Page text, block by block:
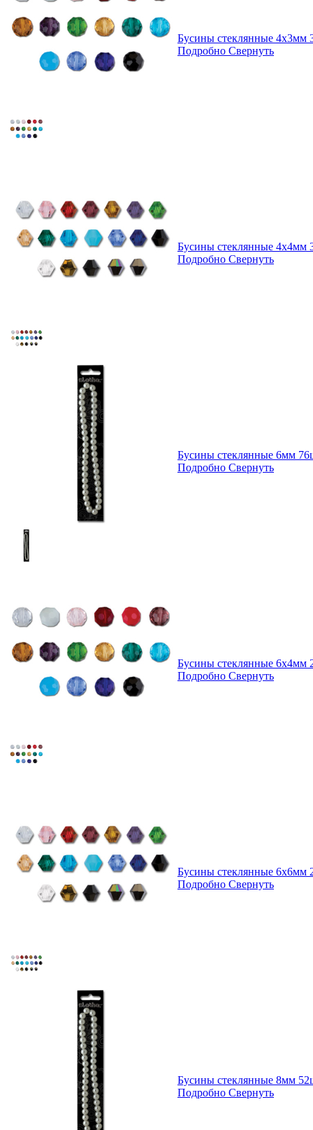
Бусины стеклянные 4х3мм
Подробно Свернуть
Бусины стеклянные
Подробно Свернуть
Бусины стеклянные 6мм
Подробно Свернуть
Бусины стеклянные 6х4мм
Подробно Свернуть
Бусины стеклянные
Подробно Свернуть
Бусины стеклянные 8мм
Подробно Свернуть